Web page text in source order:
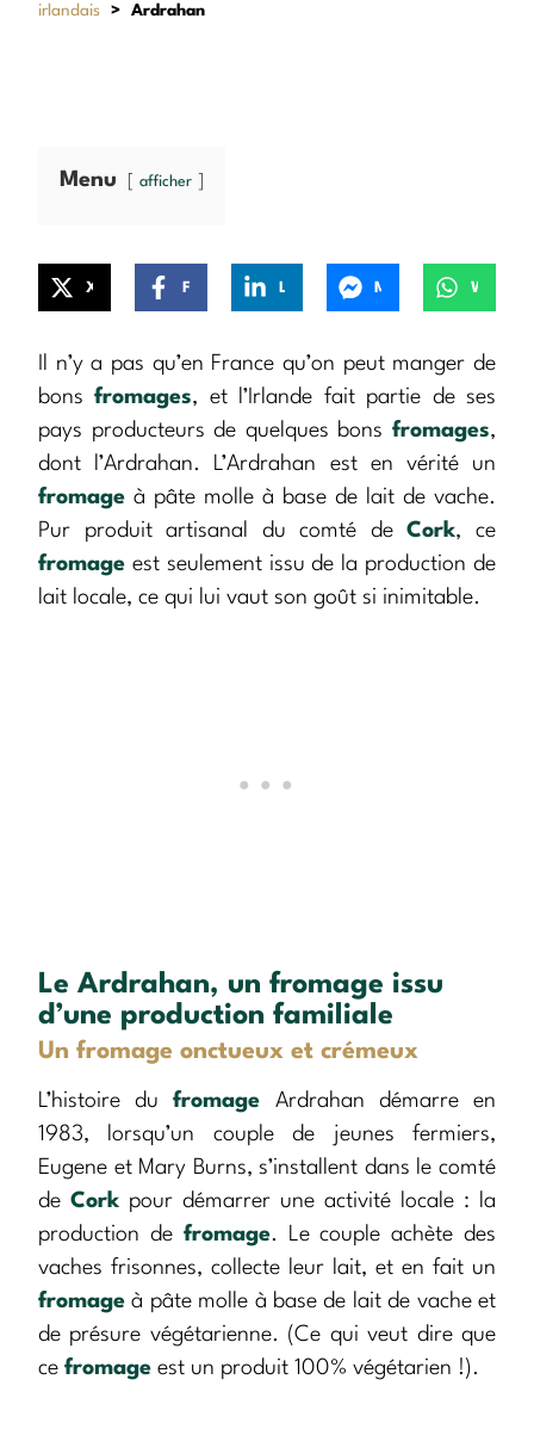
irlandais
> Ardrahan
Menu afficher
Il n’y a pas qu’en France qu’on peut manger de
bonsfromages, et l’Irlande fait partie de ses
pays producteurs de quelques bons fromages,
dont l’Ardrahan. L’Ardrahan est en vérité un
fromage à pâte molle à base de lait de vache.
Pur produit artisanal du comté deCork, ce
fromage est seulement issu de la production de
lait locale, ce qui lui vaut son goût si inimitable.
Le Ardrahan, un fromage issu
d’une production familiale
Un fromage onctueux et crémeux
L’histoire dufromage Ardrahan démarre en
1983, lorsqu’un couple de jeunes fermiers,
Eugene et Mary Burns, s’installent dans le comté
de Cork pour démarrer une activité locale : la
production de fromage. Le couple achète des
vaches frisonnes, collecte leur lait, et en fait un
fromage à pâte molle à base de lait de vache et
de présure végétarienne. (Ce qui veut dire que
ce fromage est un produit 100% végétarien !).